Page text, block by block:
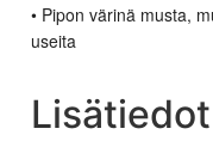
• Pipon värinä musta,
useita
Lisätiedot